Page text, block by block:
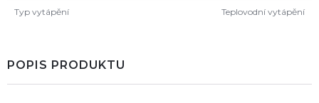
Typ vytápění Teplovodní vytápění
POPIS PRODUKTU